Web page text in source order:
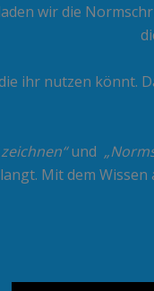
wir die
ihr nutzen könnt.
zeichnen“und
Mit dem Wissen